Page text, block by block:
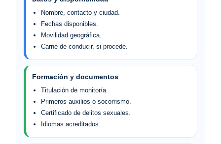
Nombre, contacto y ciudad.
Fechas disponibles.
Movilidad geográfica.
Carné de conducir, si procede.
Formación y documentos
Titulación de monitor/a.
Primeros auxilios o socorrismo.
Certificado de delitos sexuales.
Idiomas acreditados.